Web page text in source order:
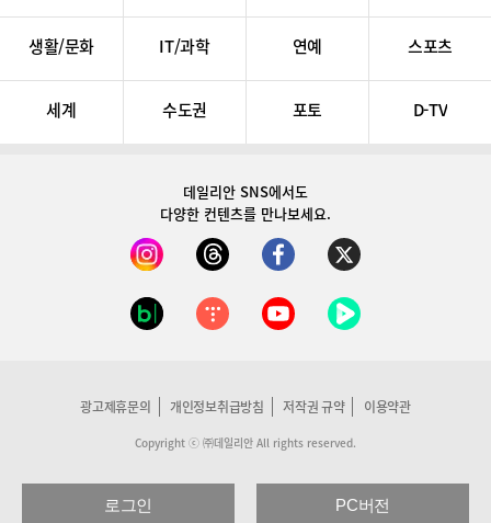
생활/문화 IT/과학 연예 스포츠
세계 수도권 포토 D-TV
데일리안 SNS에서도
다양한 컨텐츠를 만나보세요.
광고제휴문의 개인정보취급방침 저작권 규약 이용약관
Copyright ⓒ ㈜데일리안 All rights reserved.
로그인 PC버전